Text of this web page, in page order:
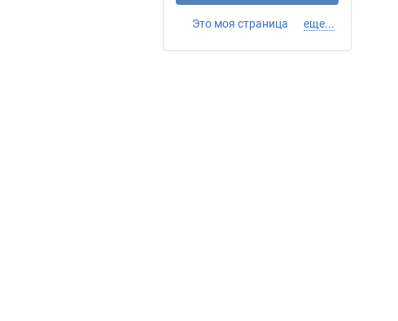
Это моя страница еще...